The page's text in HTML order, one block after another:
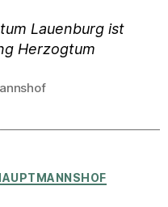
Lauenburg ist
Herzogtum